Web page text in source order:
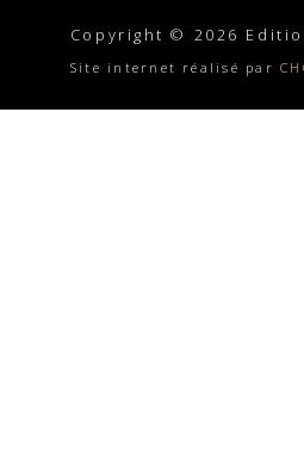
Copyright © 2026
Site internet réalisé par